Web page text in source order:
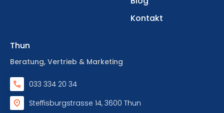
Kontakt
Thun
Beratung, Vertrieb & Marketing
033 334 20 34
Steffisburgstrasse 14, 3600 Thun